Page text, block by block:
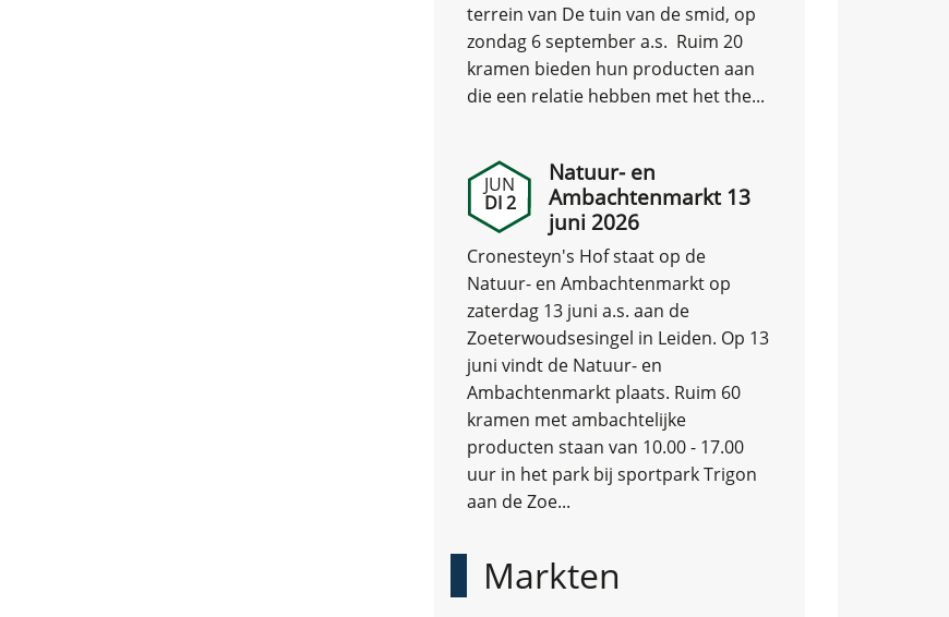
terrein van De tuin van de smid, op
zondag 6 september a.s. Ruim 20
kramen bieden hun producten aan
die een relatie hebben met het the...
JUN
DI 2
Natuur- en
Ambachtenmarkt 13
juni 2026
Cronesteyn's Hof staat op de
Natuur- en Ambachtenmarkt op
zaterdag 13 juni a.s. aan de
Zoeterwoudsesingel in Leiden. Op 13
juni vindt de Natuur- en
Ambachtenmarkt plaats. Ruim 60
kramen met ambachtelijke
producten staan van 10.00 - 17.00
uur in het park bij sportpark Trigon
aan de Zoe...
Markten